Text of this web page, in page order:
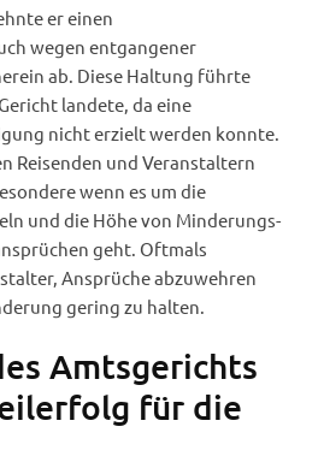
er einen
wegen entgangener
ab. Diese Haltung führte
landete, da eine
nicht erzielt werden konnte.
Reisenden und Veranstaltern
wenn es um die
und die Höhe von Minderungs-
geht. Oftmals
Ansprüche abzuwehren
gering zu halten.
Amtsgerichts
für die